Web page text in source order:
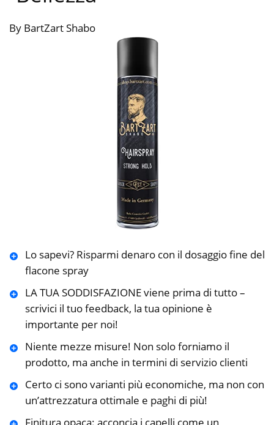
By BartZart Shabo
Lo sapevi? Risparmi denaro con il dosaggio fine del
flacone spray
LA TUA SODDISFAZIONE viene prima di tutto –
scrivici il tuo feedback, la tua opinione è
importante per noi!
Niente mezze misure! Non solo forniamo il
prodotto, ma anche in termini di servizio clienti
Certo ci sono varianti più economiche, ma non con
un’attrezzatura ottimale e paghi di più!